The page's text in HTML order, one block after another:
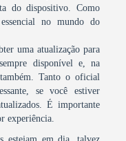
do dispositivo. Como
no mundo do
uma atualização para
disponível e, na
Tanto o oficial
se você estiver
É importante
experiência.